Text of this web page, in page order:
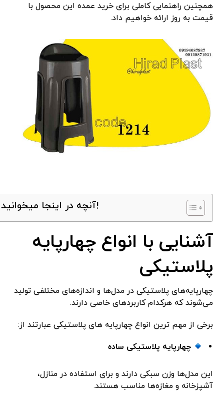
همچنین راهنمایی کاملی برای خرید عمده این محصول با
قیمت به روز ارائه خواهیم داد.
آنچه در اینجا میخوانید!
آشنایی با انواع چهارپایه
پلاستیکی
چهارپایه‌های پلاستیکی در مدل‌ها و اندازه‌های مختلفی تولید
می‌شوند که هرکدام کاربردهای خاصی دارند.
برخی از مهم ترین انواع چهارپایه های پلاستیکی عبارتند از:
چهارپایه پلاستیکی ساده
این مدل‌ها وزن سبکی دارند و برای استفاده در منازل،
آشپزخانه و مغازه‌ها مناسب هستند.